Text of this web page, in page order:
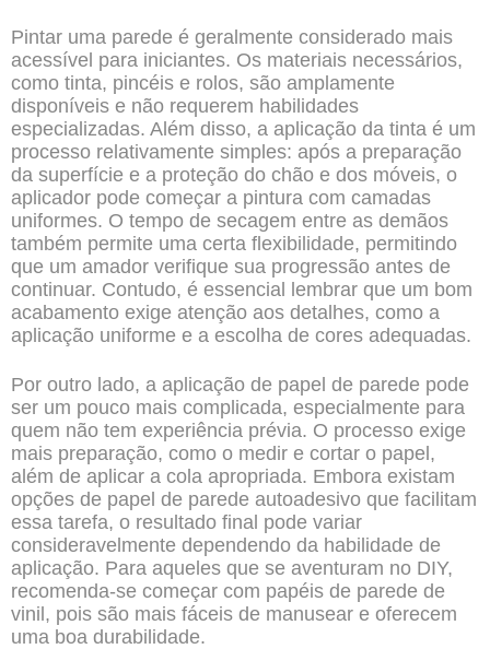
Pintar uma parede é geralmente considerado mais
acessível para iniciantes. Os materiais necessários,
como tinta, pincéis e rolos, são amplamente
disponíveis e não requerem habilidades
especializadas. Além disso, a aplicação da tinta é um
processo relativamente simples: após a preparação
da superfície e a proteção do chão e dos móveis, o
aplicador pode começar a pintura com camadas
uniformes. O tempo de secagem entre as demãos
também permite uma certa flexibilidade, permitindo
que um amador verifique sua progressão antes de
continuar. Contudo, é essencial lembrar que um bom
acabamento exige atenção aos detalhes, como a
aplicação uniforme e a escolha de cores adequadas.
Por outro lado, a aplicação de papel de parede pode
ser um pouco mais complicada, especialmente para
quem não tem experiência prévia. O processo exige
mais preparação, como o medir e cortar o papel,
além de aplicar a cola apropriada. Embora existam
opções de papel de parede autoadesivo que facilitam
essa tarefa, o resultado final pode variar
consideravelmente dependendo da habilidade de
aplicação. Para aqueles que se aventuram no DIY,
recomenda-se começar com papéis de parede de
vinil, pois são mais fáceis de manusear e oferecem
uma boa durabilidade.